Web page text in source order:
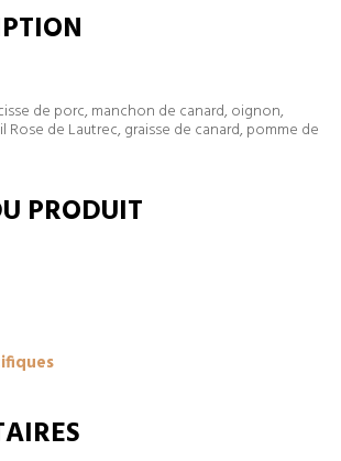
de porc, manchon de canard, oignon,
Rose de Lautrec, graisse de canard, pomme de
PRODUIT